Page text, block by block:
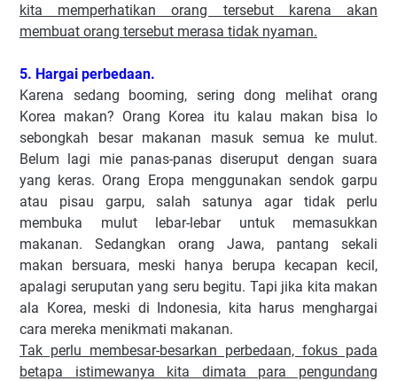
kita memperhatikan orang tersebut karena akan
membuat orang tersebut merasa tidak nyaman.
5. Hargai perbedaan.
Karena sedang booming, sering dong melihat orang
Korea makan? Orang Korea itu kalau makan bisa lo
sebongkah besar makanan masuk semua ke mulut.
Belum lagi mie panas-panas diseruput dengan suara
yang keras. Orang Eropa menggunakan sendok garpu
atau pisau garpu, salah satunya agar tidak perlu
membuka mulut lebar-lebar untuk memasukkan
makanan. Sedangkan orang Jawa, pantang sekali
makan bersuara, meski hanya berupa kecapan kecil,
apalagi seruputan yang seru begitu. Tapi jika kita makan
ala Korea, meski di Indonesia, kita harus menghargai
cara mereka menikmati makanan.
Tak perlu membesar-besarkan perbedaan, fokus pada
betapa istimewanya kita dimata para pengundang